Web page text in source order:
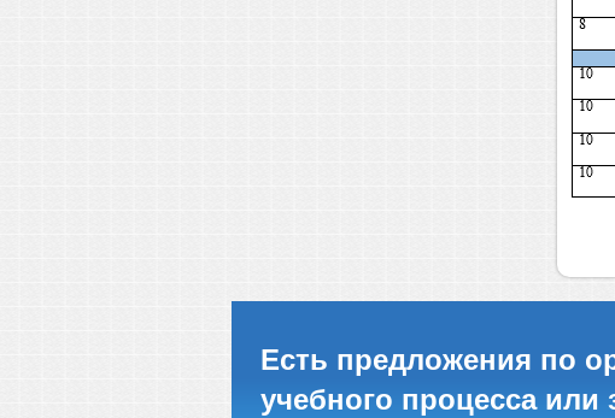
Есть предложения по
учебного процесса или